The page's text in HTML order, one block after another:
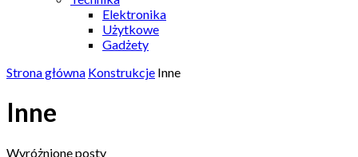
Elektronika
Użytkowe
Gadżety
Strona główna Konstrukcje Inne
Inne
Wyróżnione posty